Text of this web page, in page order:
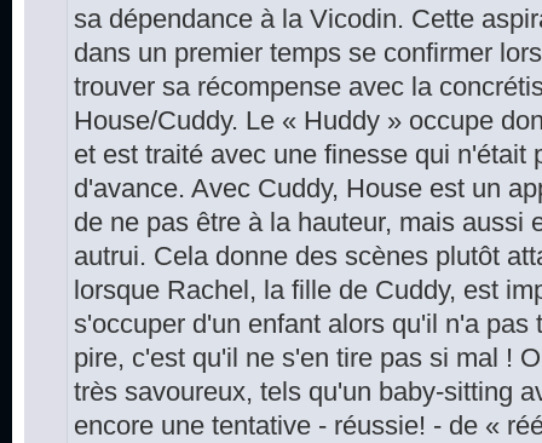
sa dépendance à la Vicodin. Cette
dans un premier temps se confirmer
trouver sa récompense avec la
House/Cuddy. Le « Huddy » occupe
et est traité avec une finesse qui n'était
d'avance. Avec Cuddy, House est un
de ne pas être à la hauteur, mais aussi
autrui. Cela donne des scènes plutôt
lorsque Rachel, la fille de Cuddy, est
s'occuper d'un enfant alors qu'il n'a pas
pire, c'est qu'il ne s'en tire pas si mal !
très savoureux, tels qu'un baby-sitting
encore une tentative - réussie! - de «